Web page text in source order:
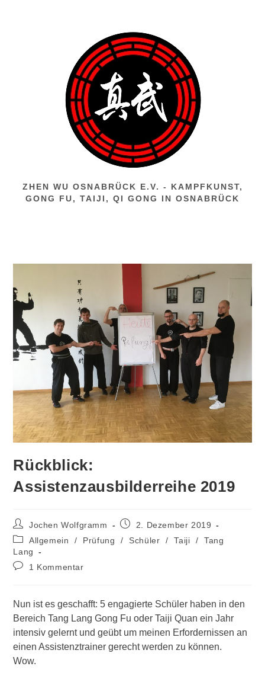
ZHEN WU OSNABRÜCK E.V. - KAMPFKUNST,
GONG FU, TAIJI, QI GONG IN OSNABRÜCK
Rückblick:
Assistenzausbilderreihe 2019
Beitrags-
Autor:
Jochen Wolfgramm
Beitrag2. Dezember 2019
Beitrags-
Kategorie:
Allgemein / Prüfung / Schüler / Taiji /
Tang
Lang
Beitrags-
1 Kommentar
Nun ist es geschafft: 5 engagierte Schüler haben in den
Bereich Tang Lang Gong Fu oder Taiji Quan ein Jahr
intensiv gelernt und geübt um meinen Erfordernissen an
einen Assistenztrainer gerecht werden zu können.
Wow.